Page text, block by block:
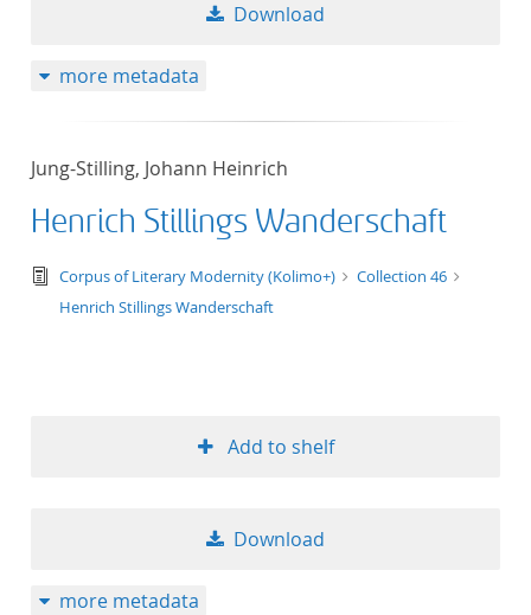
Download
more metadata
Jung-Stilling, Johann Heinrich
Henrich Stillings Wanderschaft
text/tg.edition+tg.aggregation+xml
Corpus of Literary Modernity (Kolimo+)
Collection 46
Henrich Stillings Wanderschaft
Add to shelf
Download
more metadata